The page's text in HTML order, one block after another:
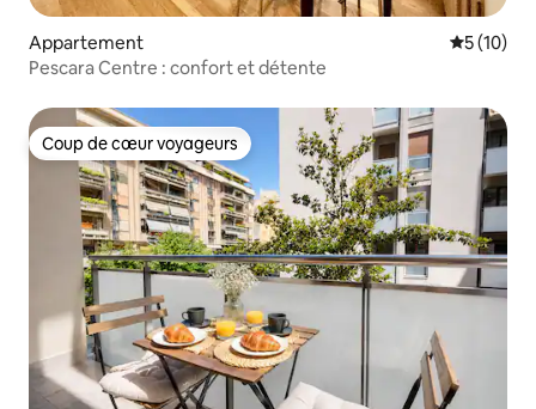
Appartement
5 (10)
Pescara Centre : confort et détente
Coup de cœur voyageurs
Coup de cœur voyageurs